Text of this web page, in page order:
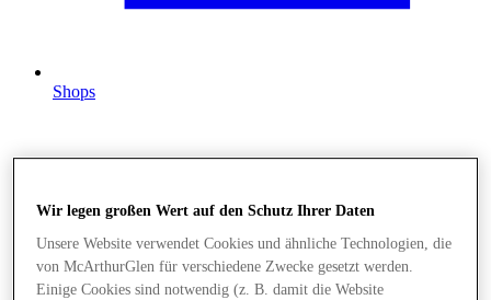
Shops
Wir legen großen Wert auf den Schutz Ihrer Daten
Unsere Website verwendet Cookies und ähnliche Technologien, die
von McArthurGlen für verschiedene Zwecke gesetzt werden.
Einige Cookies sind notwendig (z. B. damit die Website